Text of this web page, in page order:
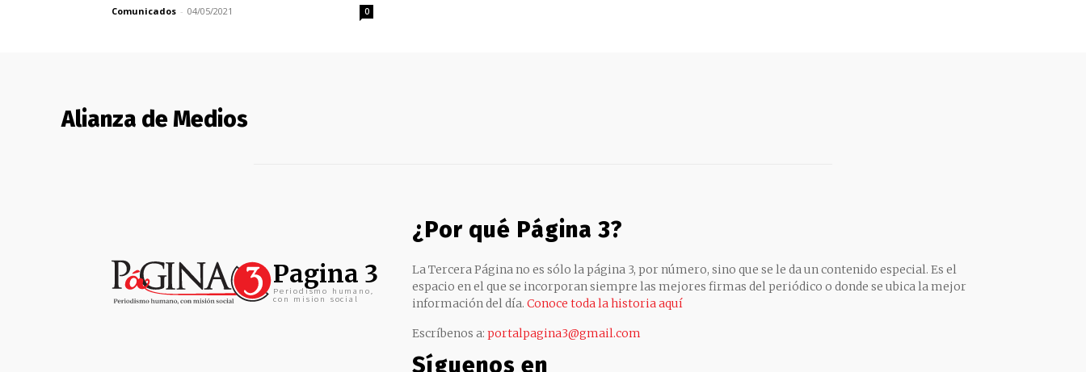
Comunicados - 04/05/2021 0
Alianza de Medios
Pagina 3
Periodismo humano,
con mision social
¿Por qué Página 3?
La Tercera Página no es sólo la página 3, por número, sino que se le da un contenido especial. Es el
espacio en el que se incorporan siempre las mejores firmas del periódico o donde se ubica la mejor
información del día. Conoce toda la historia aquí
Escríbenos a: portalpagina3@gmail.com
Síguenos en